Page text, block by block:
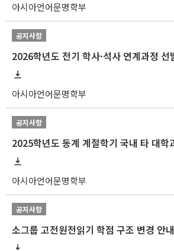
아시아언어문명학부
공지사항
2026학년도 전기 학사·석사 연계과정
아시아언어문명학부
공지사항
아시아언어문명학부
공지사항
소그룹 고전원전읽기 학점 구조 변경 안내